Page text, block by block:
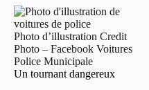
Photo d’illustration Credit
Photo – Facebook Voitures
Police Municipale
Un tournant dangereux